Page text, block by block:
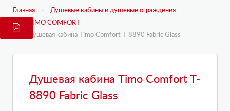
Главная
Душевые кабины и душевые ограждения
TIMO COMFORT
Душевая кабина Timo Comfort T-8890 Fabric Glass
Душевая кабина Timo Comfort T-
8890 Fabric Glass